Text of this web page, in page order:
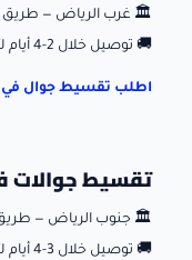
🏛️ غرب الرياض — طريق
🚚 توصيل خلال 2-4 أيام لأحياء حطين والملقا والياسمين.
اطلب تقسيط جوال في
تقسيط جوالات
🏛️ جنوب الرياض —
🚚 توصيل خلال 3-4 أيام لأحياء جنوب الرياض.